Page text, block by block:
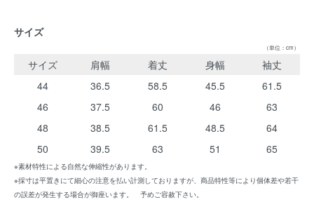
サイズ
（単位：cm）
サイズ 肩幅 着丈 身幅
袖丈
44
36.5 58.5 45.5
61.5
46
37.5 60 46
63
48
38.5 61.5 48.5
64
50
39.5 63 51 65
※素材特性による自然な伸縮性があります。
※採寸は平置きにて細心の注意を払い計測しておりますが、商品特性等により個体差や若干
の誤差が発生する場合が御座います。 予めご容赦下さい。